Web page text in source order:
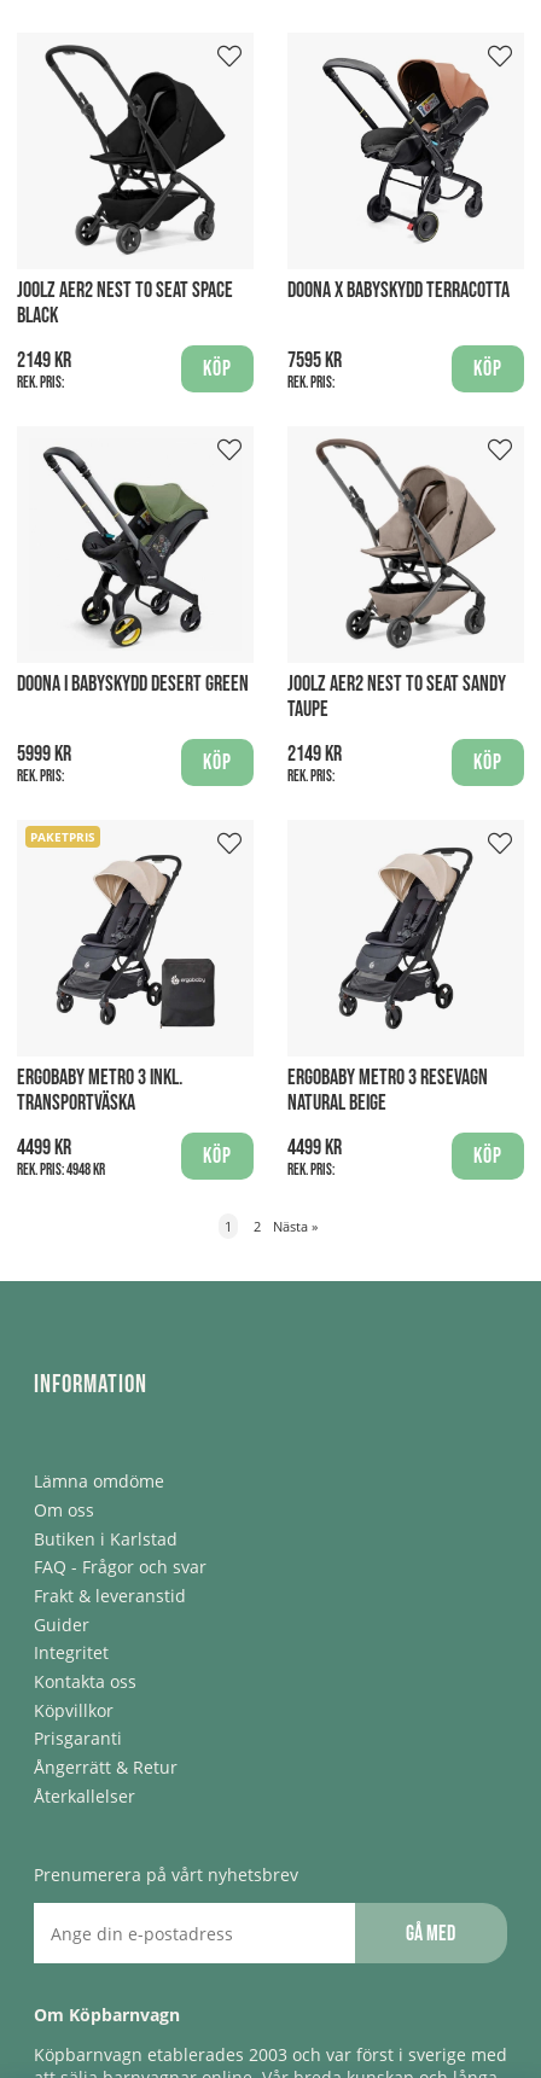
JOOLZ AER2 NEST TO SEAT SPACE
BLACK
2149 kr
Rek. pris:
Köp
DOONA X BABYSKYDD TERRACOTTA
7595 kr
Rek. pris:
Köp
DOONA I BABYSKYDD DESERT GREEN
5999 kr
Rek. pris:
Köp
JOOLZ AER2 NEST TO SEAT SANDY
TAUPE
2149 kr
Rek. pris:
Köp
PAKETPRIS
ERGOBABY METRO 3 INKL.
TRANSPORTVÄSKA
4499 kr
Rek. pris:4948 kr
Köp
ERGOBABY METRO 3 RESEVAGN
NATURAL BEIGE
4499 kr
Rek. pris:
Köp
1 2 Nästa »
Information
Lämna omdöme
Om oss
Butiken i Karlstad
FAQ - Frågor och svar
Frakt & leveranstid
Guider
Integritet
Kontakta oss
Köpvillkor
Prisgaranti
Ångerrätt & Retur
Återkallelser
Prenumerera på vårt nyhetsbrev
Gå med
Om Köpbarnvagn
Köpbarnvagn etablerades 2003 och var först i sverige med